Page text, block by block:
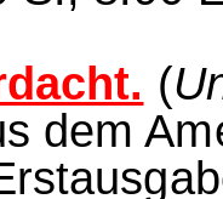
(
dem